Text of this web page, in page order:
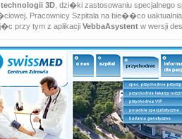
technologii 3D , dzi�ki zastosowaniu
Pracownicy Szpitala na bie��co
przy tym z aplikacji VebbaAsystent w wersji